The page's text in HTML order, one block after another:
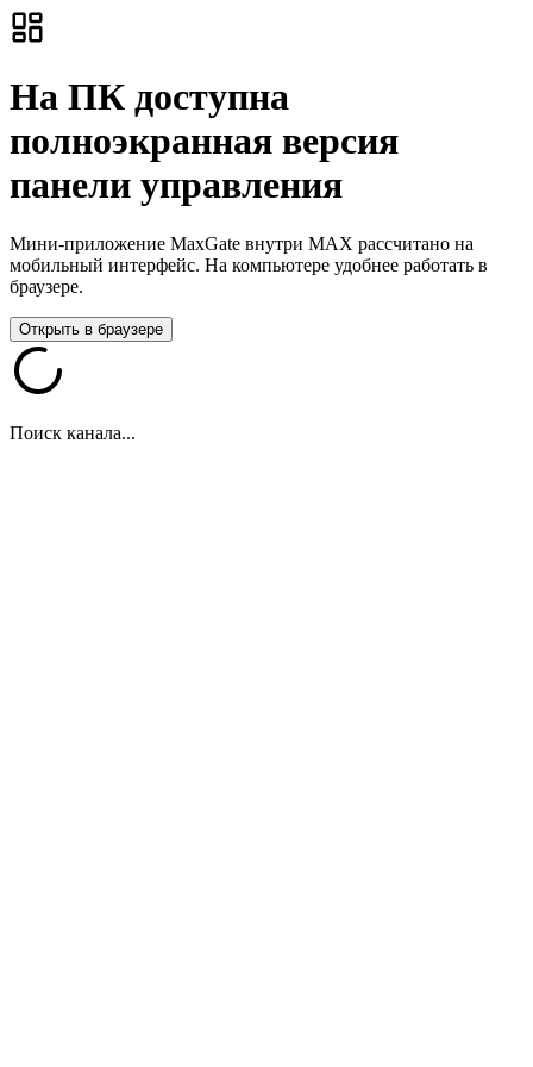
На ПК доступна
полноэкранная версия
панели управления
Мини-приложение MaxGate внутри MAX рассчитано на
мобильный интерфейс. На компьютере удобнее работать в
браузере.
Открыть в браузере
Поиск канала...